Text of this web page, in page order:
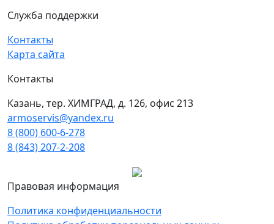
Служба поддержки
Контакты
Карта сайта
Контакты
Казань, тер. ХИМГРАД, д. 126, офис 213
armoservis@yandex.ru
8 (800) 600-6-278
8 (843) 207-2-208
Правовая информация
Политика конфиденциальности